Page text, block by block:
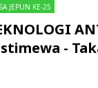
JEPUN KE-25
-